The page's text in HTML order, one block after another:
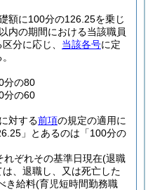
額に100分の126.25を乗じ
内の期間における当該職員
分に応じ、 当該各号に定
分の80
分の60
対する前項の規定の適用に
」とあるのは「100分の
れぞれその基準日現在(退職
、退職し、又は死亡した
き給料(育児短時間勤務職